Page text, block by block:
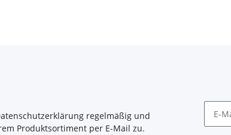
regelmäßig und
Produktsortiment per E-Mail zu.